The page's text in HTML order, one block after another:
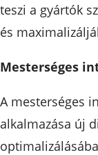
teszi a gyártók
és
Mesterséges
A mesterséges
alkalmazása új